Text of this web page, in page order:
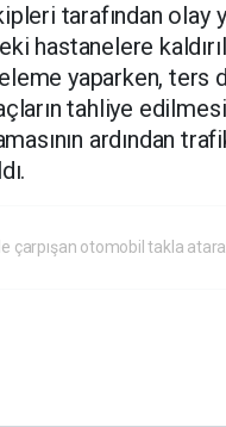
tarafından olay
hastanelere
yaparken,
tahliye
ardından
çarpışan otomobil takla